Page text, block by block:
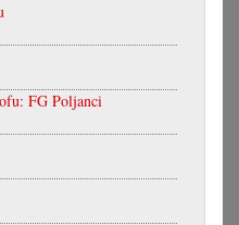
FG Poljanci